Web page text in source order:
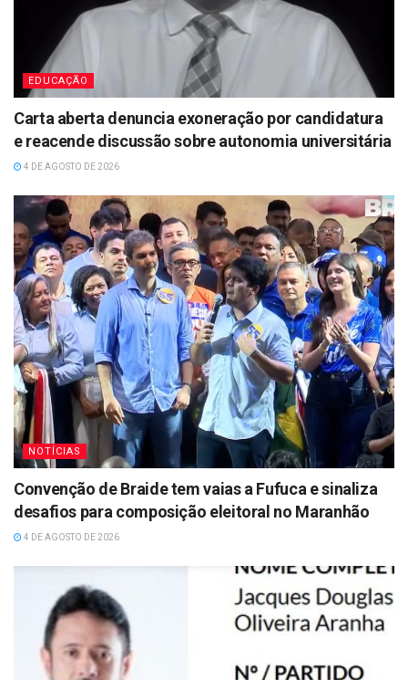
EDUCAÇÃO
Carta aberta denuncia exoneração por candidatura
e reacende discussão sobre autonomia universitária
4 DE AGOSTO DE 2026
NOTÍCIAS
Convenção de Braide tem vaias a Fufuca e sinaliza
desafios para composição eleitoral no Maranhão
4 DE AGOSTO DE 2026